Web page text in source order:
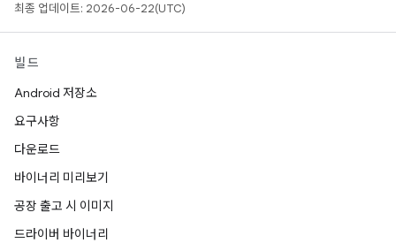
최종 업데이트: 2026-06-22(UTC)
빌드
Android 저장소
요구사항
다운로드
바이너리 미리보기
공장 출고 시 이미지
드라이버 바이너리